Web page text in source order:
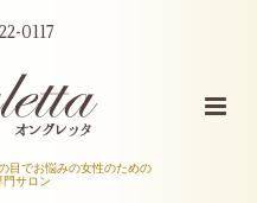
0117
目でお悩みの女性のための
門サロン